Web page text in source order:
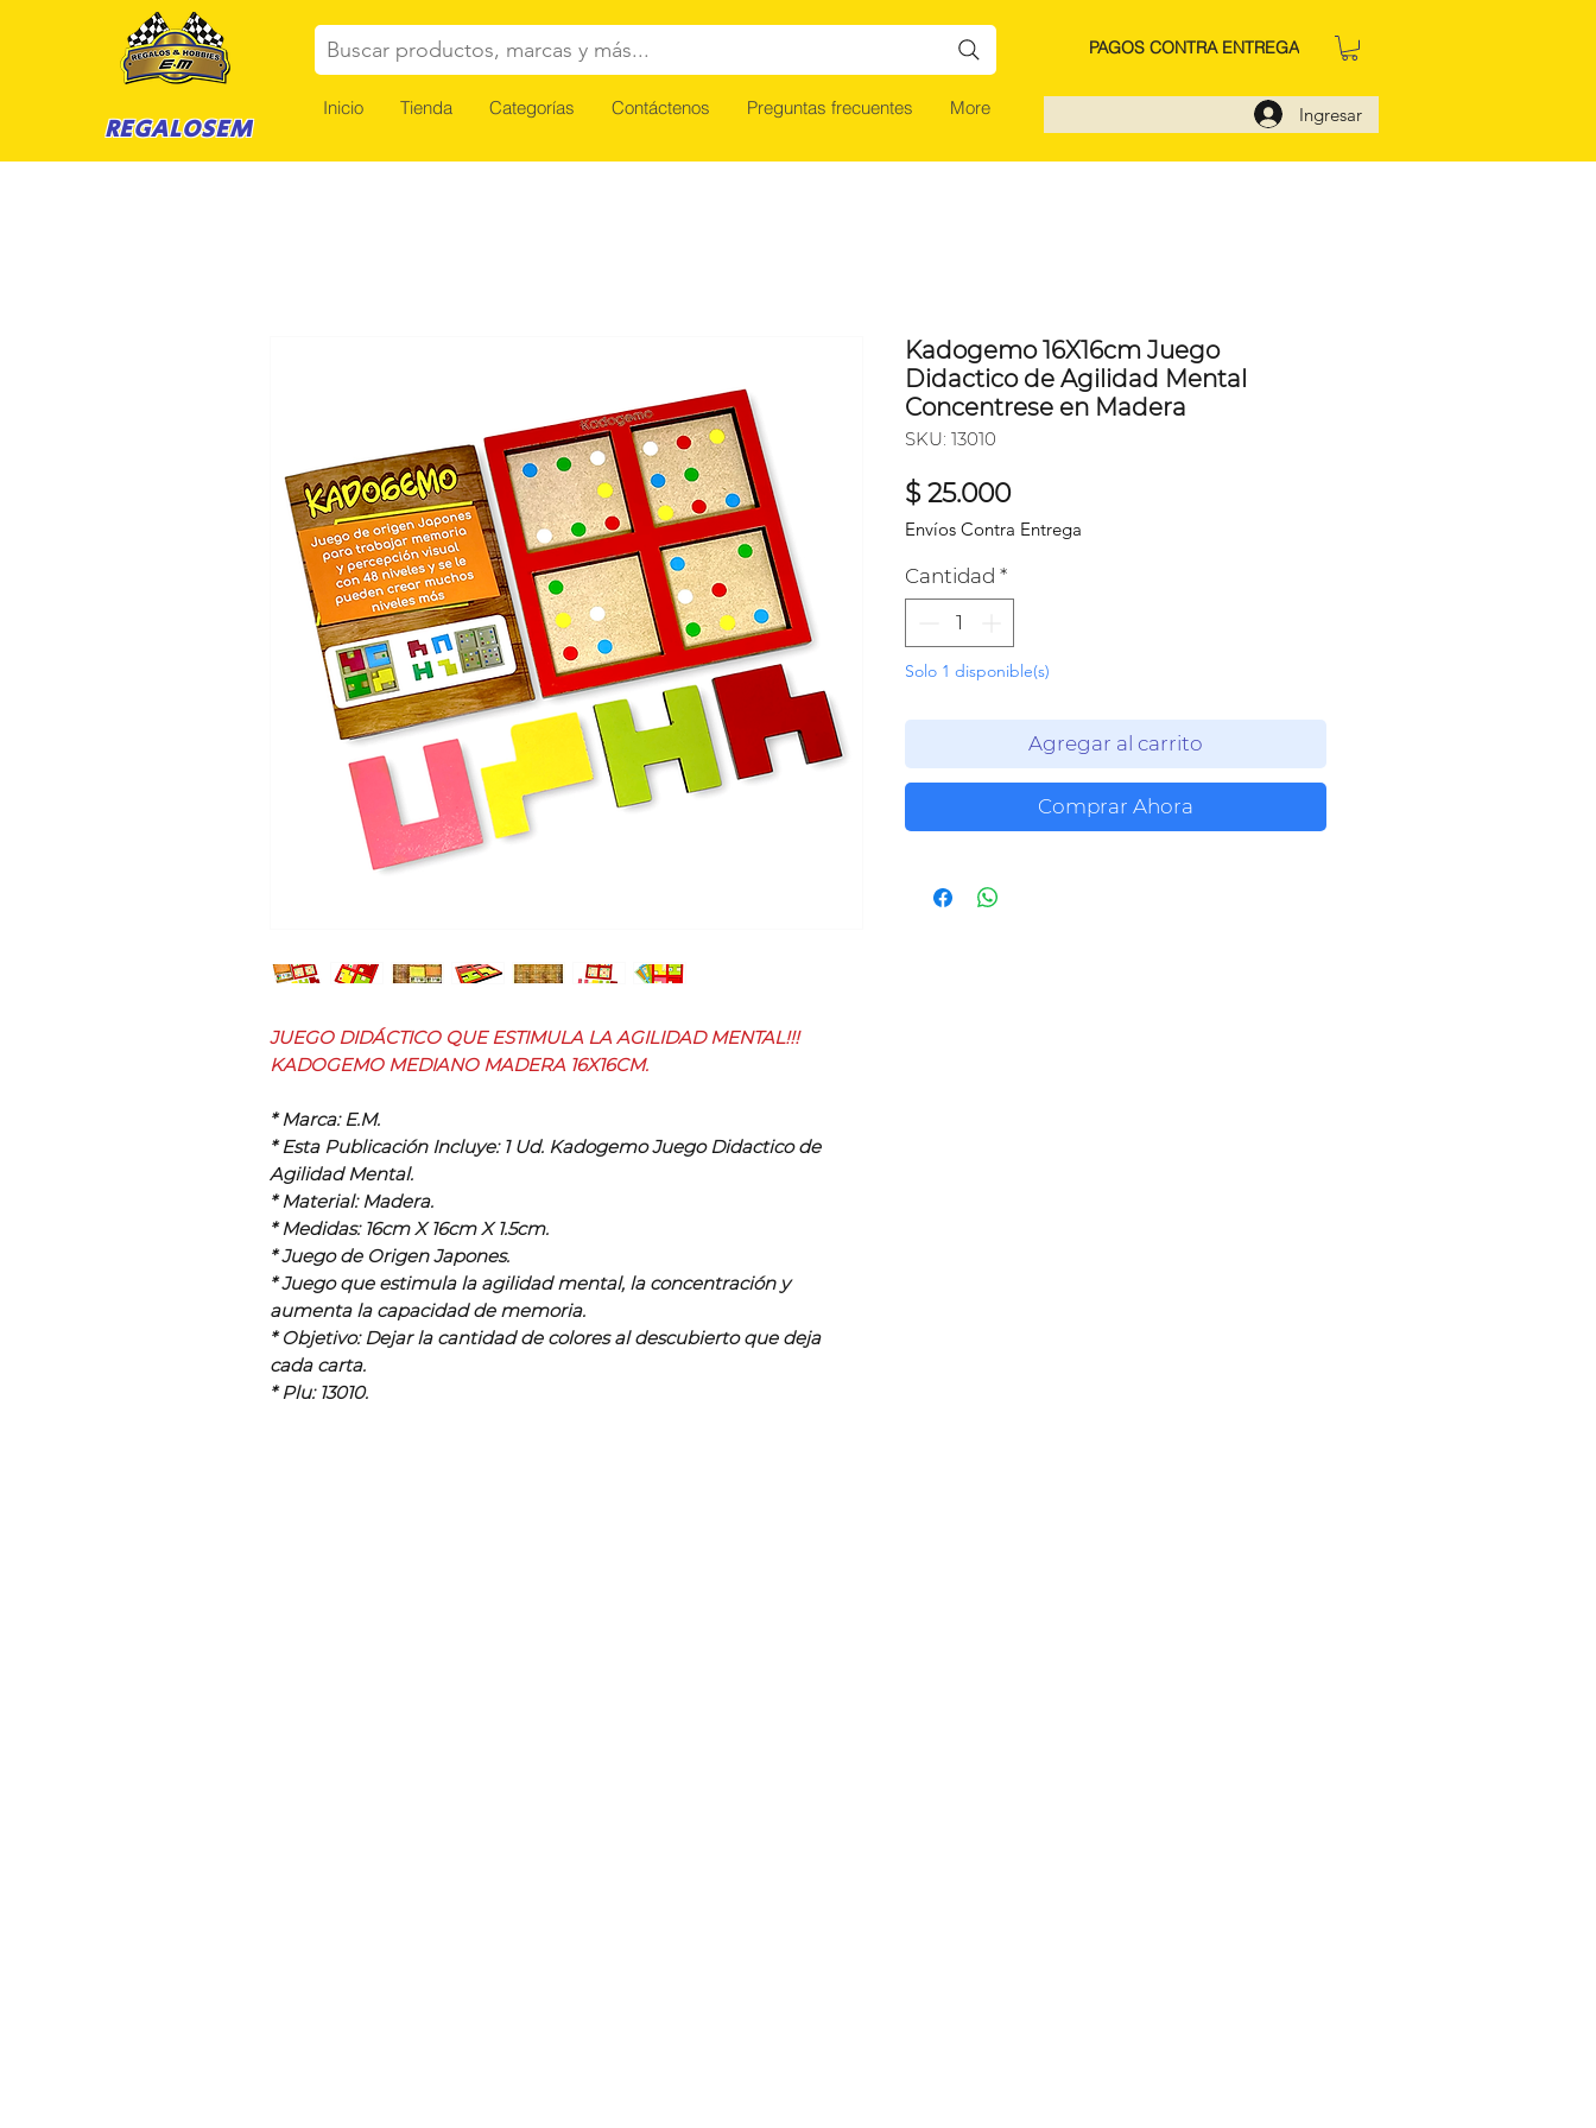
Inicio Tienda Categorías Contáctenos Preguntas frecuentes More
REGALOSEM
Buscar productos, marcas y más... PAGOS CONTRA ENTREGA
Ingresar
JUEGO DIDÁCTICO QUE ESTIMULA LA AGILIDAD MENTAL!!!
KADOGEMO MEDIANO MADERA 16X16CM.
* Marca: E.M.
* Esta Publicación Incluye: 1 Ud. Kadogemo Juego Didactico de
Agilidad Mental.
* Material: Madera.
* Medidas: 16cm X 16cm X 1.5cm.
* Juego de Origen Japones.
* Juego que estimula la agilidad mental, la concentración y
aumenta la capacidad de memoria.
* Objetivo: Dejar la cantidad de colores al descubierto que deja
cada carta.
* Plu: 13010.
Kadogemo 16X16cm Juego
Didactico de Agilidad Mental
Concentrese en Madera
SKU: 13010
$ 25.000Precio
Envíos Contra Entrega
Cantidad *
Solo 1 disponible(s)
Agregar al carrito
Comprar Ahora